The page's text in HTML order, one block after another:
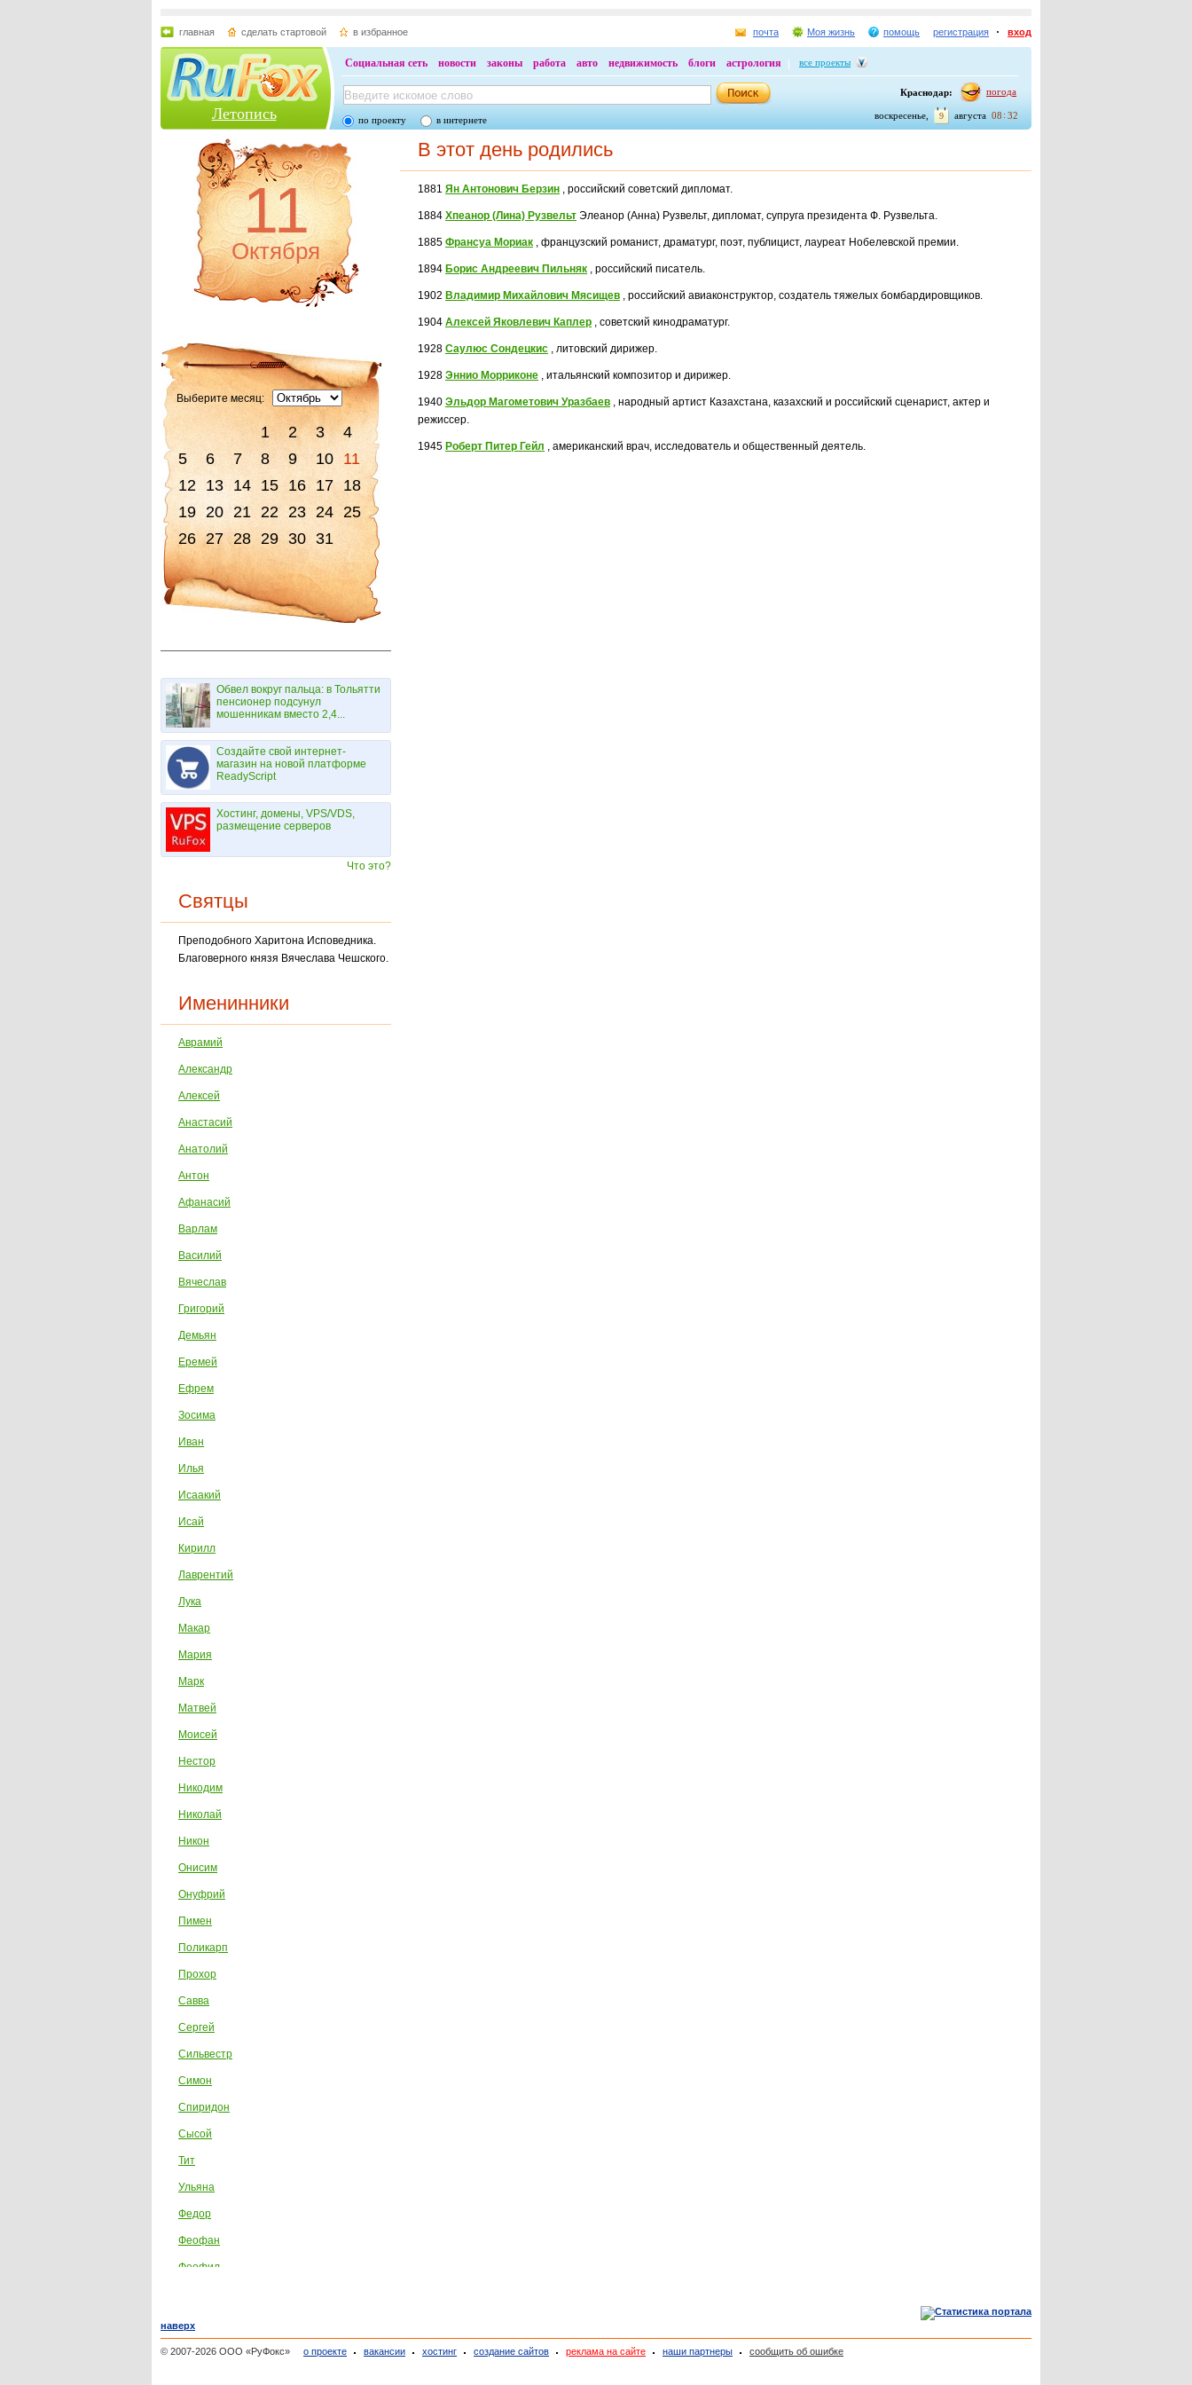
главная сделать стартовой в избранное почта Моя жизнь помощь регистрация вход
Летопись
Социальная сеть новости законы работа авто недвижимость блоги астрология все проекты
Краснодар: погода
08 32
августа
9
воскресенье,
по проекту в интернете
11
Октября
Выберите месяц:
1 2 3
4
5
6 7 8 9 10 11
12 13 14 15 16 17 18
19 20 21 22 23 24 25
26 27 28 29 30 31
Обвел вокруг пальца: в Тольятти
пенсионер подсунул
мошенникам вместо 2,4...
Создайте свой интернет-
магазин на новой платформе
ReadyScript
Хостинг, домены, VPS/VDS,
размещение серверов
Что это?
Святцы
Преподобного Харитона Исповедника.
Благоверного князя Вячеслава Чешского.
Именинники
Аврамий
Александр
Алексей
Анастасий
Анатолий
Антон
Афанасий
Варлам
Василий
Вячеслав
Григорий
Демьян
Еремей
Ефрем
Зосима
Иван
Илья
Исаакий
Исай
Кирилл
Лаврентий
Лука
Макар
Мария
Марк
Матвей
Моисей
Нестор
Никодим
Николай
Ни­кон
Онисим
Онуфрий
Пимен
Поликарп
Прохор
Савва
Сергей
Сильвестр
Симон
Спиридон
Сысой
Тит
Ульяна
Федор
Феофан
Феофил
В этот день родились
1881Ян Антонович Берзин , российский советский дипломат.
1884Хпеанор (Лина) Рузвельт Элеанор (Анна) Рузвельт, дипломат, супруга президента Ф. Рузвельта.
1885Франсуа Мориак , французский романист, драматург, поэт, публицист, лауреат Нобелевской премии.
1894 Борис Андреевич Пильняк , российский писатель.
1902 Владимир Михайлович Мясищев , российский авиаконструктор, создатель тяжелых бомбардировщиков.
1904Алексей Яковлевич Каплер , советский кинодраматург.
1928Саулюс Сондецкис , литовский дирижер.
1928Эннио Морриконе , итальянский композитор и дирижер.
1940Эльдор Магометович Уразбаев , народный артист Казахстана, казахский и российский сценарист, актер и
режиссер.
1945 Роберт Питер Гейл , американский врач, исследователь и общественный деятель.
наверх
© 2007-2026 ООО «РуФокс» о проекте вакансии хостинг создание сайтов реклама на сайте наши партнеры сообщить об ошибке